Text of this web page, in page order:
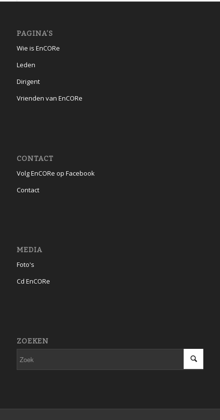
PAGINA’S
Wie is EnCORe
Leden
Dirigent
Vrienden van EnCORe
CONTACT
Volg EnCORe op Facebook
Contact
MEDIA
Foto's
Cd EnCORe
ZOEKEN